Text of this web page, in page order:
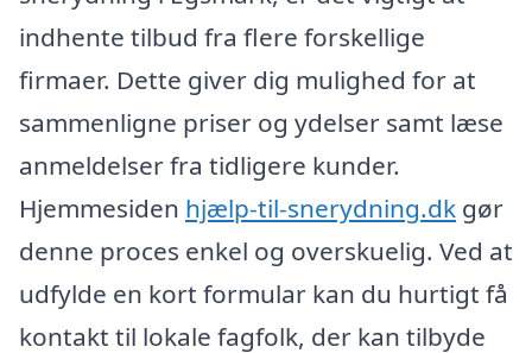
indhente tilbud fra flere forskellige
firmaer. Dette giver dig mulighed for at
sammenligne priser og ydelser samt læse
anmeldelser fra tidligere kunder.
Hjemmesiden hjælp-til-snerydning.dk gør
denne proces enkel og overskuelig. Ved at
udfylde en kort formular kan du hurtigt få
kontakt til lokale fagfolk, der kan tilbyde